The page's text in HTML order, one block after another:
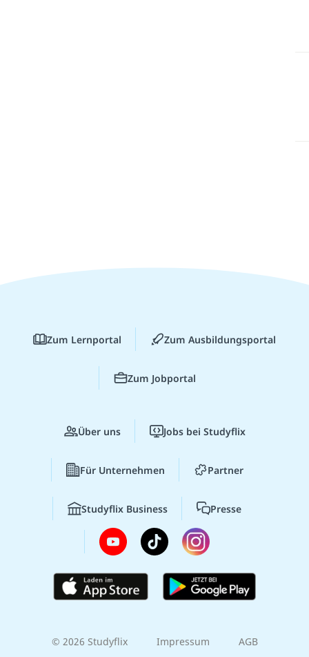
Zum Lernportal Zum Ausbildungsportal
Zum Jobportal
Über uns Jobs bei Studyflix
Für Unternehmen Partner
Studyflix Business Presse
© 2026 Studyflix Impressum AGB